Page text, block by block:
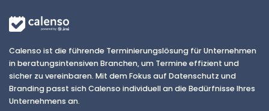
Calenso ist die führende Terminierungslösung für Unternehmen
in beratungsintensiven Branchen, um Termine effizient und
sicher zu vereinbaren. Mit dem Fokus auf Datenschutz und
Branding passt sich Calenso individuell an die Bedürfnisse Ihres
Unternehmens an.